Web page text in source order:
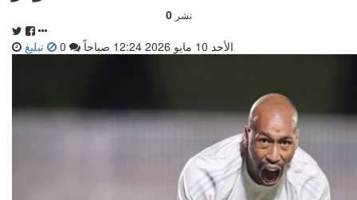
0 نشر
الأحد 10 مايو 2026 12:24 صباحاً تبليغ